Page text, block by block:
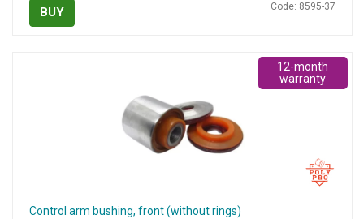
BUY Code: 8595-37
Control arm bushing, front (without rings)
12-month
warranty